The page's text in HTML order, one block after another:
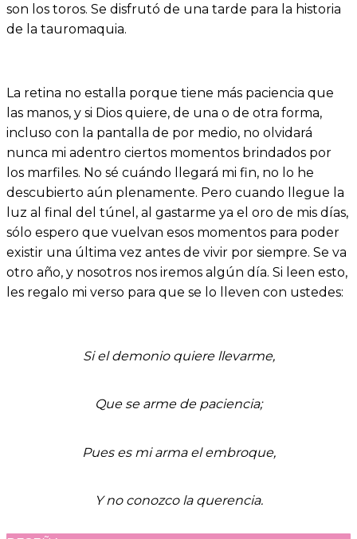
son los toros. Se disfrutó de una tarde para la historia
de la tauromaquia.
La retina no estalla porque tiene más paciencia que
las manos, y si Dios quiere, de una o de otra forma,
incluso con la pantalla de por medio, no olvidará
nunca mi adentro ciertos momentos brindados por
los marfiles. No sé cuándo llegará mi fin, no lo he
descubierto aún plenamente. Pero cuando llegue la
luz al final del túnel, al gastarme ya el oro de mis días,
sólo espero que vuelvan esos momentos para poder
existir una última vez antes de vivir por siempre. Se va
otro año, y nosotros nos iremos algún día. Si leen esto,
les regalo mi verso para que se lo lleven con ustedes:
Si el demonio quiere llevarme,
Que se arme de paciencia;
Pues es mi arma el embroque,
Y no conozco la querencia.